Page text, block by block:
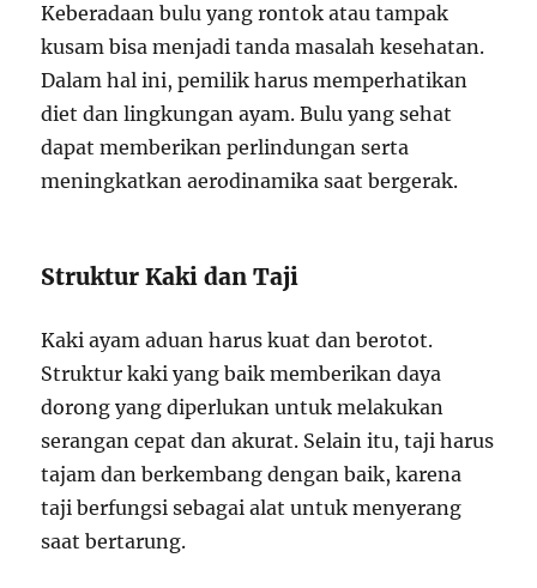
Keberadaan bulu yang rontok atau tampak
kusam bisa menjadi tanda masalah kesehatan.
Dalam hal ini, pemilik harus memperhatikan
diet dan lingkungan ayam. Bulu yang sehat
dapat memberikan perlindungan serta
meningkatkan aerodinamika saat bergerak.
Struktur Kaki dan Taji
Kaki ayam aduan harus kuat dan berotot.
Struktur kaki yang baik memberikan daya
dorong yang diperlukan untuk melakukan
serangan cepat dan akurat. Selain itu, taji harus
tajam dan berkembang dengan baik, karena
taji berfungsi sebagai alat untuk menyerang
saat bertarung.